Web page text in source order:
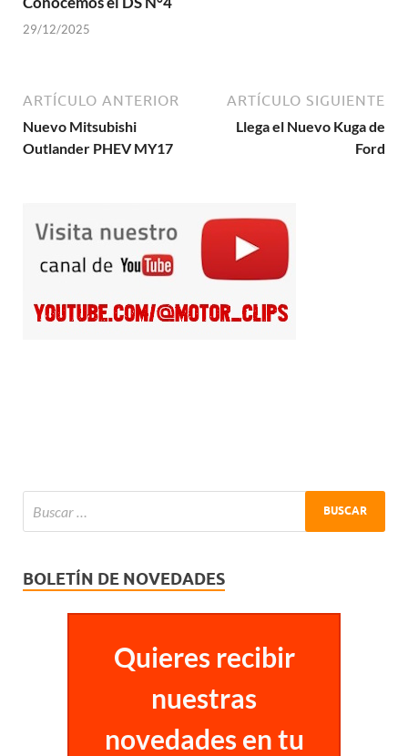
29/12/2025
ARTÍCULO ANTERIOR
Nuevo Mitsubishi
Outlander PHEV MY17
ARTÍCULO SIGUIENTE
Llega el Nuevo Kuga de
Ford
BOLETÍN DE NOVEDADES
Quieres recibir
nuestras
novedades en tu